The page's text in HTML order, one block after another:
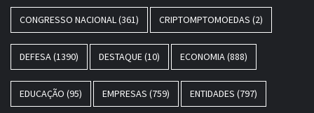
CONGRESSO NACIONAL(361) CRIPTOMPTOMOEDAS (2)
DEFESA(1390) DESTAQUE(10) ECONOMIA(888)
EDUCAÇÃO (95) EMPRESAS (759) ENTIDADES (797)